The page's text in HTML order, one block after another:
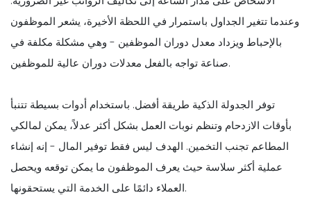
وعندما تتغير الجداول باستمرار في اللحظة الأخيرة، يشعر الموظفون
بالإحباط ويزداد معدل دوران الموظفين - وهي مشكلة مكلفة في
صناعة تواجه بالفعل معدلات دوران عالية للموظفين.
توفر الجدولة الذكية طريقة أفضل. باستخدام أدوات بسيطة تتنبأ
بأوقات الازدحام وتنظم نوبات العمل بشكل أكثر عدلاً، يمكن لمالكي
المطاعم تجنب التخمين. الهدف ليس فقط توفير المال - إنه إنشاء
عملية أكثر سلاسة حيث يعرف الموظفون ما يمكن توقعه ويحصل
العملاء دائمًا على الخدمة التي يستحقونها.